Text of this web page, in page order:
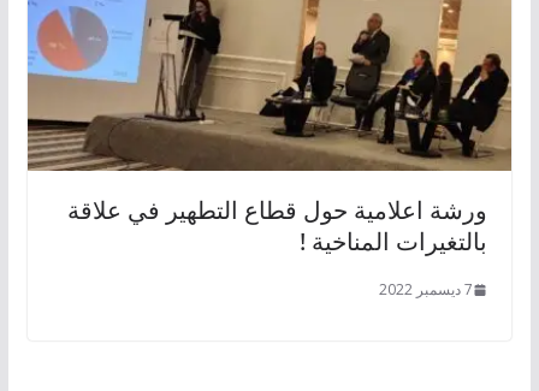
ورشة اعلامية حول قطاع التطهير في علاقة
بالتغيرات المناخية !
7 ديسمبر 2022